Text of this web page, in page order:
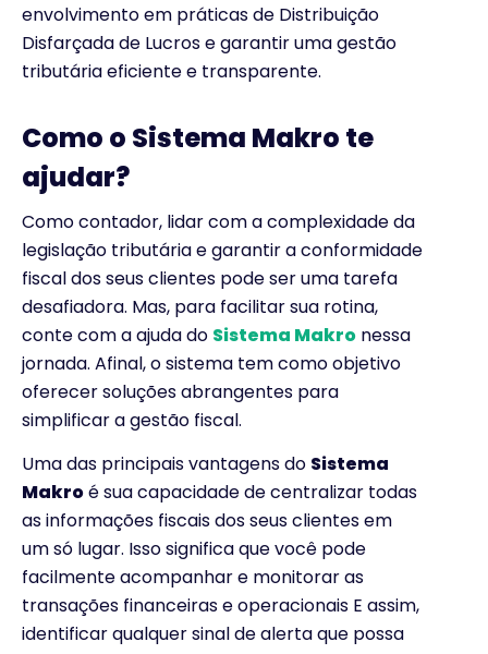
envolvimento em práticas de Distribuição
Disfarçada de Lucros e garantir uma gestão
tributária eficiente e transparente.
Como o Sistema Makro te
ajudar?
Como contador, lidar com a complexidade da
legislação tributária e garantir a conformidade
fiscal dos seus clientes pode ser uma tarefa
desafiadora. Mas, para facilitar sua rotina,
conte com a ajuda do Sistema Makro nessa
jornada. Afinal, o sistema tem como objetivo
oferecer soluções abrangentes para
simplificar a gestão fiscal.
Uma das principais vantagens do Sistema
Makroé sua capacidade de centralizar todas
as informações fiscais dos seus clientes em
um só lugar. Isso significa que você pode
facilmente acompanhar e monitorar as
transações financeiras e operacionais E assim,
identificar qualquer sinal de alerta que possa